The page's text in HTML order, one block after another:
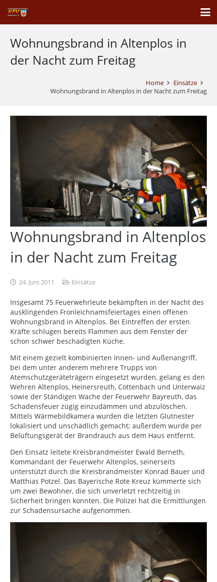
Wohnungsbrand in Altenplos in
der Nacht zum Freitag
Home
Einsätze
Wohnungsbrand in Altenplos in der Nacht zum Freitag
Wohnungsbrand in Altenplos
in der Nacht zum Freitag
24. Juni 2011 Einsätze
Insgesamt 75 Feuerwehrleute bekämpften in der Nacht des
ausklingenden Fronleichnamsfeiertages einen offenen
Wohnungsbrand in Altenplos. Bei Eintreffen der ersten
Kräfte schlugen bereits Flammen aus dem Fenster der
schon schwer beschädigten Küche.
Mit einem gezielt kombinierten Innen- und Außenangriff,
bei dem unter anderem mehrere Trupps von
Atemschutzgeräteträgern eingesetzt wurden, gelang es den
Wehren Altenplos, Heinersreuth, Cottenbach und Unterwaiz
sowie der Ständigen Wache der Feuerwehr Bayreuth, das
Schadensfeuer zügig einzudämmen und abzulöschen.
Mittels Wärmebildkamera wurden die letzten Glutnester
lokalisiert und unschädlich gemacht; außerdem wurde per
Belüftungsgerät der Brandrauch aus dem Haus entfernt.
Den Einsatz leitete Kreisbrandmeister Ewald Berneth,
Kommandant der Feuerwehr Altenplos, seinerseits
unterstützt durch die Kreisbrandmeister Konrad Bauer und
Matthias Potzel. Das Bayerische Rote Kreuz kümmerte sich
um zwei Bewohner, die sich unverletzt rechtzeitig in
Sicherheit bringen konnten. Die Polizei hat die Ermittlungen
zur Schadensursache aufgenommen.